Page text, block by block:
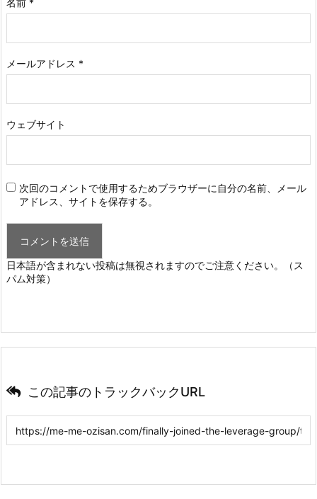
メールアドレス *
ウェブサイト
次回のコメントで使用するためブラウザーに自分の名前、メール
アドレス、サイトを保存する。
日本語が含まれない投稿は無視されますのでご注意ください。（ス
パム対策）
この記事のトラックバックURL